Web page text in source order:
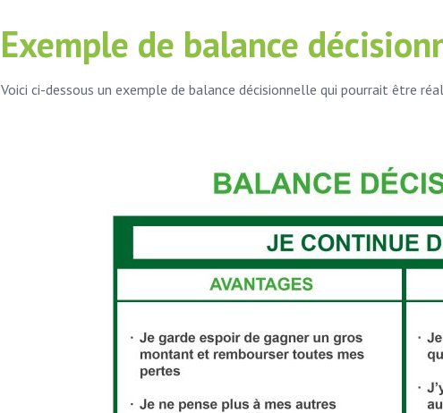
Exemple de balance
Voici ci-dessous un exemple de balance décisionnelle qui pourrait être